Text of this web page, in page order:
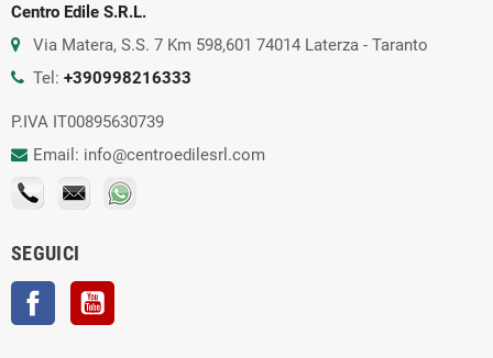
Centro Edile S.R.L.
Via Matera, S.S. 7 Km 598,601 74014 Laterza - Taranto
Tel: +390998216333
P.IVA IT00895630739
Email: info@centroedilesrl.com
SEGUICI
Facebook